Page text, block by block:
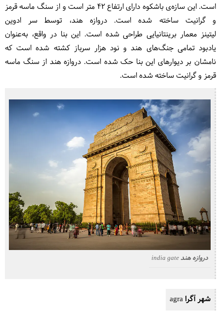
است. این سازه‌ی باشکوه دارای ارتفاع ۴۲ متر است و از سنگ ماسه قرمز
و گرانیت ساخته شده است. دروازه هند، توسط سر ادوین
لیتینز معمار برینتانیایی طراحی شده است. این بنا در واقع، به‌عنوان
یادبود تمامی جنگ‌های هند و نود هزار سرباز کشته شده است که
نامشان بر دیوارهای این بنا حک شده است. دروازه هند از سنگ ماسه
قرمز و گرانیت ساخته شده است.
دروازه هند india gate
شهر آگرا agra